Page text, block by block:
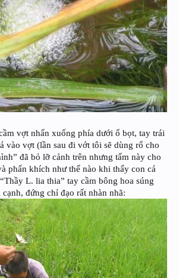
vợt nhấn xuống phía dưới ổ bọt, tay trái
vào vợt (lần sau đi vớt tôi sẽ dùng rổ cho
đã bỏ lỡ cảnh trên nhưng tấm này cho
phấn khích như thế nào khi thấy con cá
L. lia thia” tay cầm bông hoa súng
đứng chỉ đạo rất nhàn nhã: